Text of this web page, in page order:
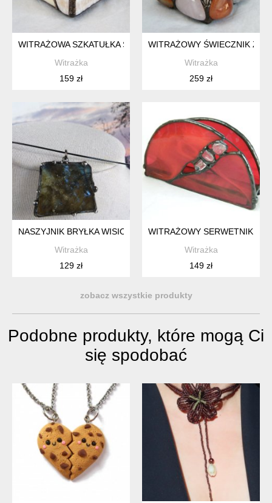
WITRAŻOWA SZKATUŁKA SZKLANA Z BURSZTYNEM
Witrażka
159 zł
WITRAŻOWY ŚWIECZNIK Z
Witrażka
259 zł
NASZYJNIK BRYŁKA WISIOREK LABRADORYT BRYŁKA KAMIEŃ
Witrażka
129 zł
WITRAŻOWY SERWETNIK
Witrażka
149 zł
zobacz wszystkie produkty
Podobne produkty, które mogą Ci
się spodobać